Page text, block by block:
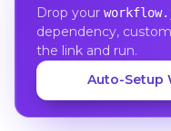
Drop your
dependency,
the link and run.
Auto-Setup